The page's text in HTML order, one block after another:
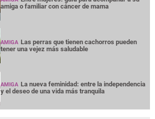
amiga o familiar con cáncer de mama
AMIGA Las perras que tienen cachorros pueden
tener una vejez más saludable
AMIGA La nueva feminidad: entre la independencia
y el deseo de una vida más tranquila